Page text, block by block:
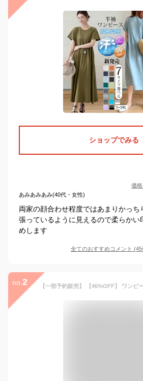
ショップでみる
価
あみあみあみ(40代・女性)
両家の顔合わせ程度ではあまりかっち
張っているように見えるので柔らかい
めします
全てのおすすめコメント (45
no. 2